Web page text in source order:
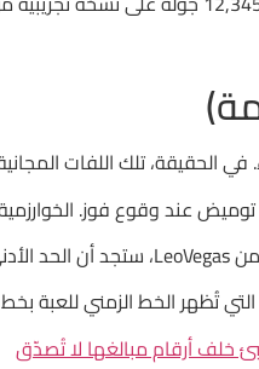
بخط 8 بيكسل فقط؛ صعب القراءة، ومقزز للعين.